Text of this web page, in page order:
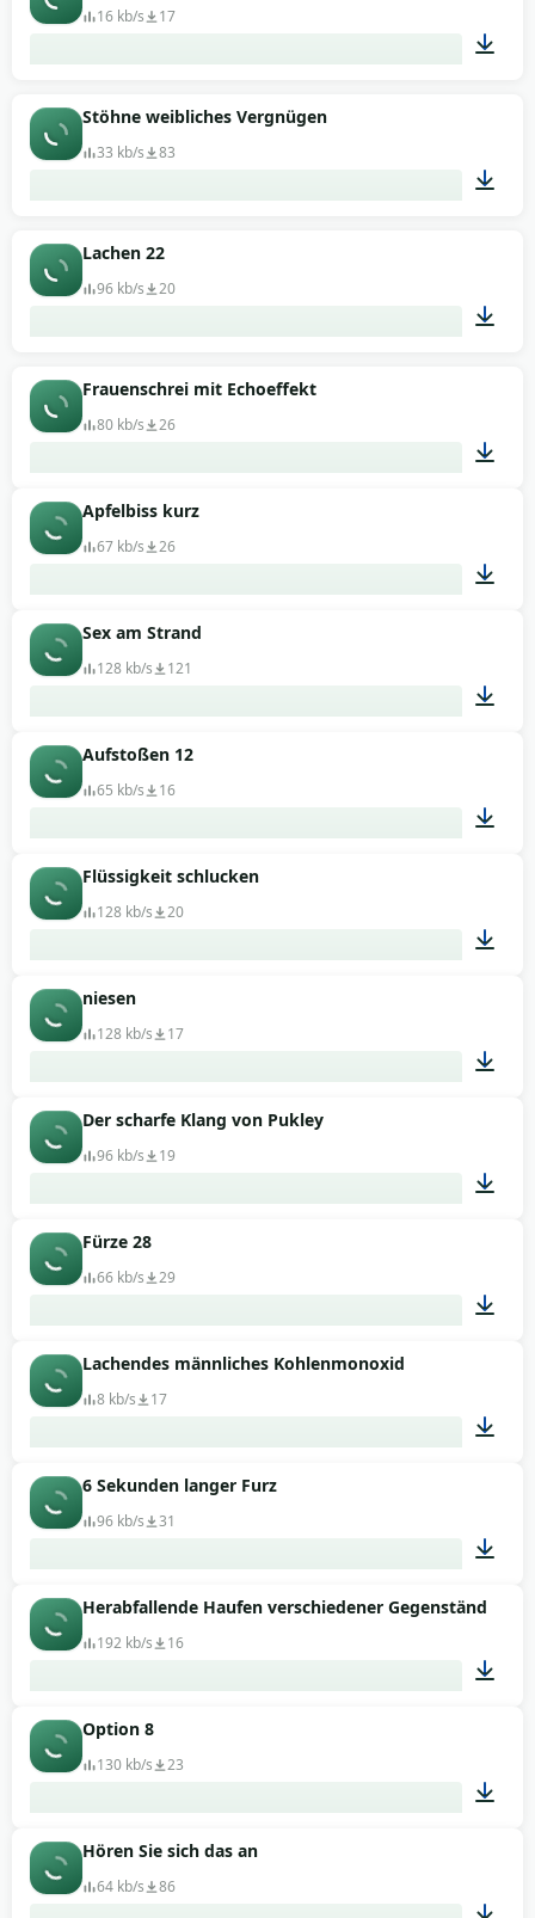
16 kb/s 17
Stöhne weibliches Vergnügen
33 kb/s 83
Lachen 22
96 kb/s 20
Frauenschrei mit Echoeffekt
80 kb/s 26
Apfelbiss kurz
67 kb/s 26
Sex am Strand
128 kb/s 121
Aufstoßen 12
65 kb/s 16
Flüssigkeit schlucken
128 kb/s 20
niesen
128 kb/s 17
Der scharfe Klang von Pukley
96 kb/s 19
Fürze 28
66 kb/s 29
Lachendes männliches Kohlenmonoxid
8 kb/s 17
6 Sekunden langer Furz
96 kb/s 31
00:06
Herabfallende Haufen verschiedener Gegenstände
192 kb/s 16
Option 8
130 kb/s 23
Hören Sie sich das an
64 kb/s 86